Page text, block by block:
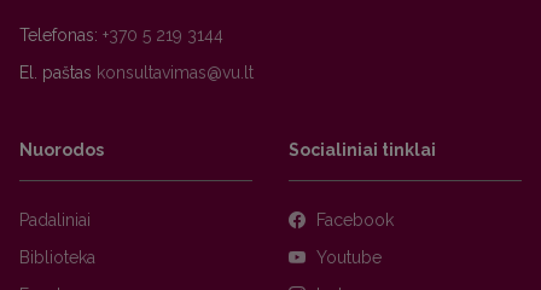
Telefonas: +370 5 219 3144
El. paštas
Nuorodos
Padaliniai
Biblioteka
Socialiniai tinklai
Facebook
Youtube